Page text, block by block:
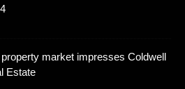
market impresses Coldwell
Estate